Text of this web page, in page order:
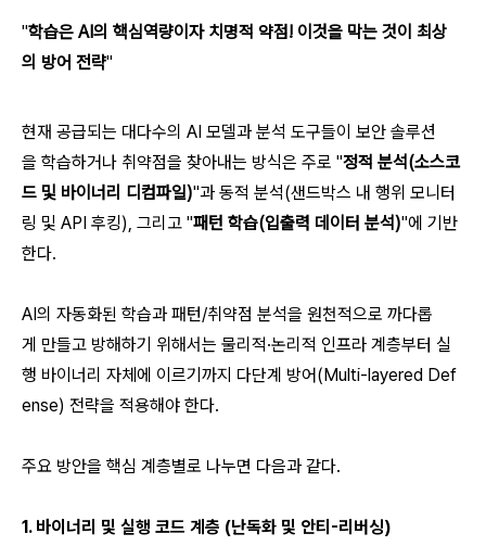
"학습은 AI의 핵심역량이자 치명적 약점! 이것을 막는 것이 최상
의 방어 전략"
현재 공급되는 대다수의 AI 모델과 분석 도구들이 보안 솔루션
을 학습하거나 취약점을 찾아내는 방식은 주로 "정적 분석(소스코
드 및 바이너리 디컴파일)"과 동적 분석(샌드박스 내 행위 모니터
링 및 API 후킹), 그리고 "패턴 학습(입출력 데이터 분석)"에 기반
한다.
AI의 자동화된 학습과 패턴/취약점 분석을 원천적으로 까다롭
게 만들고 방해하기 위해서는 물리적·논리적 인프라 계층부터 실
행 바이너리 자체에 이르기까지 다단계 방어(Multi-layered Def
ense) 전략을 적용해야 한다.
주요 방안을 핵심 계층별로 나누면 다음과 같다.
1. 바이너리 및 실행 코드 계층 (난독화 및 안티-리버싱)